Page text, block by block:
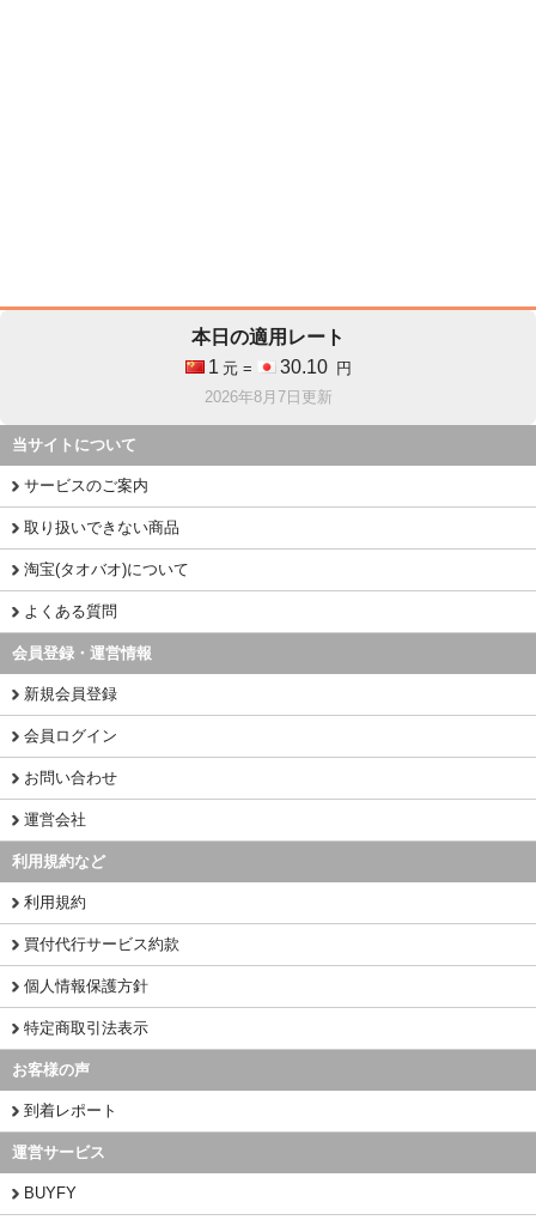
本日の適用レート
1 元 = 30.10
円
2026年8月7日更新
当サイトについて
サービスのご案内
取り扱いできない商品
淘宝(タオバオ)について
よくある質問
会員登録・運営情報
新規会員登録
会員ログイン
お問い合わせ
運営会社
利用規約など
利用規約
買付代行サービス約款
個人情報保護方針
特定商取引法表示
お客様の声
到着レポート
運営サービス
BUYFY